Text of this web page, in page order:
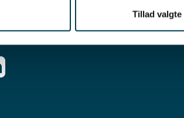
Tillad valgte